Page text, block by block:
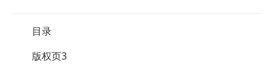
目录
版权页3